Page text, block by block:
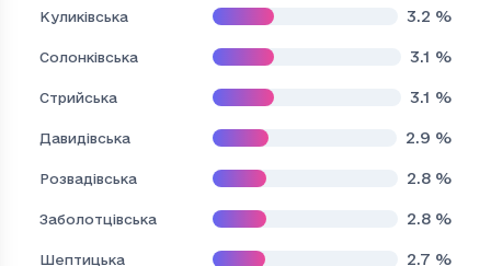
Куликівська 3.2 %
Солонківська 3.1 %
Стрийська 3.1 %
Давидівська 2.9 %
Розвадівська 2.8 %
Заболотцівська 2.8 %
Шептицька 2.7 %